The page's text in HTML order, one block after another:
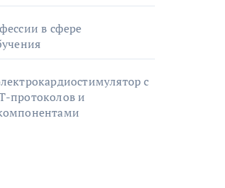
в сфере
с
протоколов и